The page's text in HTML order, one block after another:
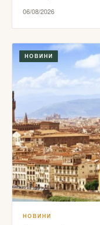
06/08/2026
НОВИНИ
НОВИНИ